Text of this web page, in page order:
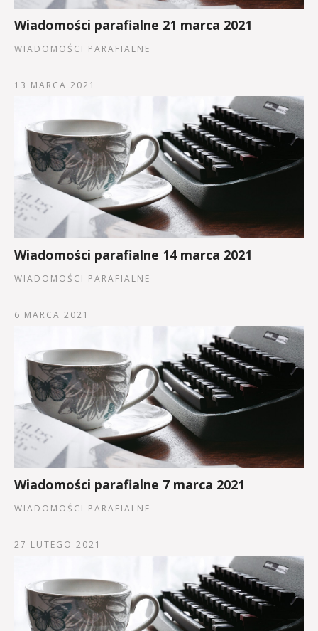
Wiadomości parafialne 21 marca 2021
WIADOMOŚCI PARAFIALNE
13 MARCA 2021
Wiadomości parafialne 14 marca 2021
WIADOMOŚCI PARAFIALNE
6 MARCA 2021
Wiadomości parafialne 7 marca 2021
WIADOMOŚCI PARAFIALNE
27 LUTEGO 2021